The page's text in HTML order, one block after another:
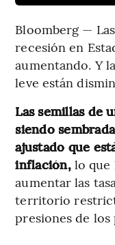
Bloomberg —
recesión en
aumentando. Y
leve están
Las semillas de
siendo
ajustado que
inflación,lo que
aumentar las
territorio
presiones de los